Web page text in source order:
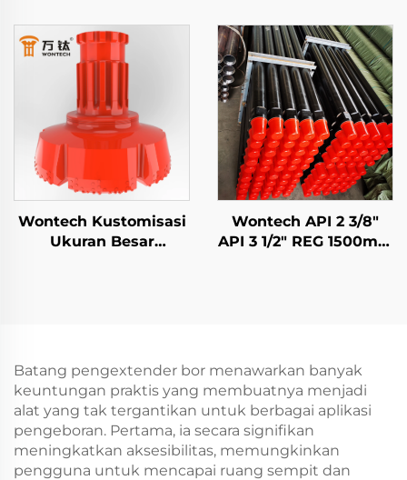
Kustom Piling Palu
DTH 8" inci DHD380
QL80 SD8
untuk Penambangan
dan Pengeboran
Wontech Kustomisasi
Ukuran Besar
Wontech API 2 3/8"
API 3 1/2" REG 1500mm
Batang pengextender bor menawarkan banyak
keuntungan praktis yang membuatnya menjadi
alat yang tak tergantikan untuk berbagai aplikasi
pengeboran. Pertama, ia secara signifikan
meningkatkan aksesibilitas, memungkinkan
pengguna untuk mencapai ruang sempit dan